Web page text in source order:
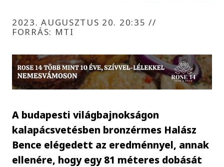
2023. AUGUSZTUS 20. 20:35//
FORRÁS: MTI
A budapesti világbajnokságon
kalapácsvetésben bronzérmes Halász
Bence elégedett az eredménnyel, annak
ellenére, hogy egy 81 méteres dobását